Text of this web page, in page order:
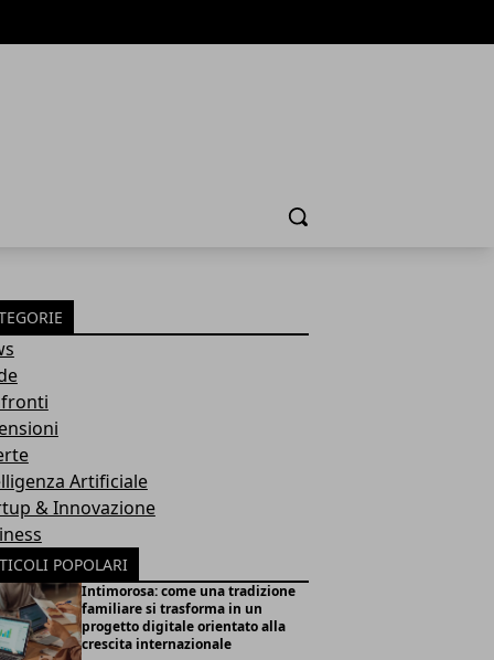
Cerca
Artificiale
& Innovazione
POPOLARI
Intimorosa: come una tradizione
familiare si trasforma in un
progetto digitale orientato alla
crescita internazionale